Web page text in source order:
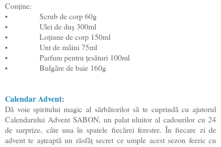
Conține:
•
Scrub de corp 60g
•
Ulei de duș 300ml
•
Loțiune de corp 150ml
•
Unt de mâini 75ml
•
Parfum pentru țesături 100ml
•
Bulgăre de baie 160g
Calendar Advent:
Dă voie spiritului magic al sărbătorilor să te cuprindă cu ajutorul
Calendarului Advent SABON, un palat uluitor al cadourilor cu 24
de surprize, câte una în spatele fiecărei ferestre. În fiecare zi de
advent te așteaptă un răsfăț secret ce umple acest sezon feeric cu